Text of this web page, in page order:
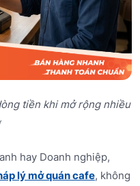
tiền khi mở rộng nhiều
hay Doanh nghiệp,
lý mở quán cafe, không